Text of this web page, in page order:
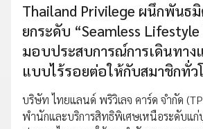
Thailand Privilege ผนึกพันธ
ยกระดับ “Seamless
มอบประสบการณ์การเดินทาง
แบบไร้รอยต่อให้กับสมาชิกทั่ว
บริษัท ไทยแลนด์ พริวิเลจ คาร์ด จำกัด
พำนักและบริการสิทธิพิเศษเหนือระดับแ